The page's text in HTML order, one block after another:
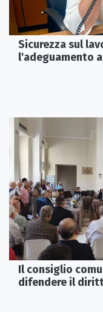
Sicurezza sul
l'adeguamento
Il consiglio
difendere il